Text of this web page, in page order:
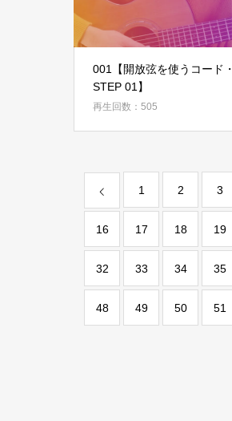
001【開放弦を使うコード・
STEP 01】
再生回数：505
1 2 3
16 17 18 19
32 33 34 35
48 49 50 51